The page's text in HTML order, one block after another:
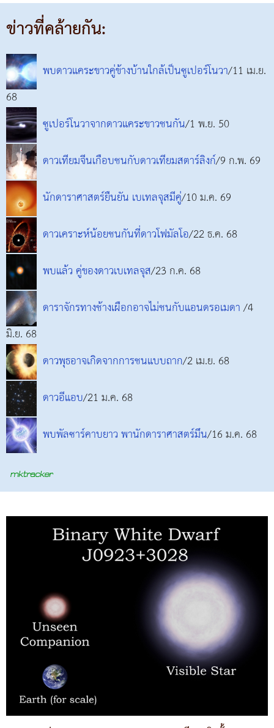
ข่าวที่คล้ายกัน:
พบดาวแคระขาวคู่ข้างบ้านใกล้เป็นซูเปอร์โนวา/11 เม.ย.
68
ซูเปอร์โนวาจากดาวแคระขาวชนกัน/1 พ.ย. 50
ดาวเทียมจีนเกือบชนกับดาวเทียมสตาร์ลิงก์/9 ก.พ. 69
นักดาราศาสตร์ยืนยัน เบเทลจุสมีคู่/10 ม.ค. 69
ดาวเคราะห์น้อยชนกันที่ดาวโฟมัลโอ/22 ธ.ค. 68
พบแล้ว คู่ของดาวเบเทลจุส/23 ก.ค. 68
ดาราจักรทางช้างเผือกอาจไม่ชนกับแอนดรอเมดา/4
มิ.ย. 68
ดาวพุธอาจเกิดจากการชนแบบถาก/2 เม.ย. 68
ดาวอีแอบ/21 ม.ค. 68
พบพัลซาร์คาบยาว พานักดาราศาสตร์มึน/16 ม.ค. 68